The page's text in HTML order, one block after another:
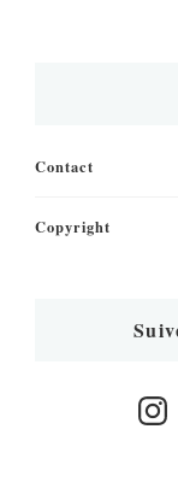
Contact
Copyright